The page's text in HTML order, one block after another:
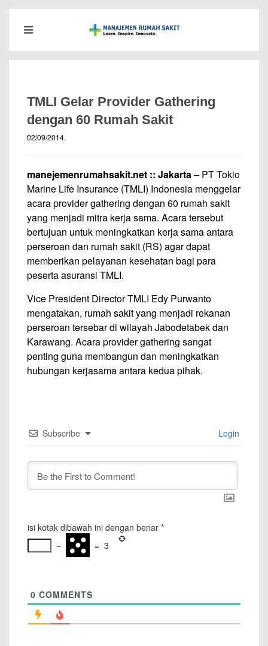
TMLI Gelar Provider Gathering
dengan 60 Rumah Sakit
02/09/2014.
manejemenrumahsakit.net :: Jakarta– PT Tokio
Marine Life Insurance (TMLI) Indonesia menggelar
acara provider gathering dengan 60 rumah sakit
yang menjadi mitra kerja sama. Acara tersebut
bertujuan untuk meningkatkan kerja sama antara
perseroan dan rumah sakit (RS) agar dapat
memberikan pelayanan kesehatan bagi para
peserta asuransi TMLI.
Vice President Director TMLI Edy Purwanto
mengatakan, rumah sakit yang menjadi rekanan
perseroan tersebar di wilayah Jabodetabek dan
Karawang. Acara provider gathering sangat
penting guna membangun dan meningkatkan
hubungan kerjasama antara kedua pihak.
Subscribe Login
isi kotak dibawah ini dengan benar *
−
= 3
0 COMMENTS